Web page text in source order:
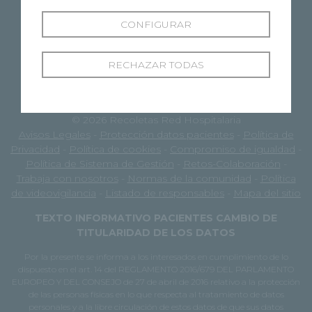
© 2026 Recoletas Red Hospitalaria
Avisos Legales
Protección datos pacientes
Política de
Privacidad
Política de cookies Compromiso de igualdad
Política de Sistema de Gestión
Retos-Colaboración
Trabaja con nosotros
Normas de la comunidad
Política
de videovigilancia
Listado de responsables
Mapa del sitio
TEXTO INFORMATIVO PACIENTES CAMBIO DE
TITULARIDAD DE LOS DATOS
Por la presente se informa a los interesados en cumplimiento de lo
dispuesto en el art. 14 del REGLAMENTO 2016/679 DEL PARLAMENTO
EUROPEO Y DEL CONSEJO de 27 de abril de 2016 relativo a la protección
de las personas físicas en lo que respecta al tratamiento de datos
personales y a la libre circulación de estos datos de que sus datos
RECHAZAR TODAS
CONFIGURAR